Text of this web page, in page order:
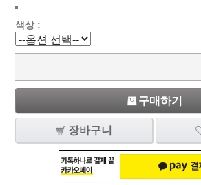
색상 :
구매하기
장바구니